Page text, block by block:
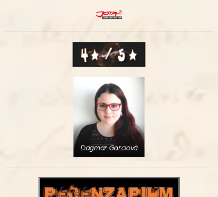
Dagmar Garciová